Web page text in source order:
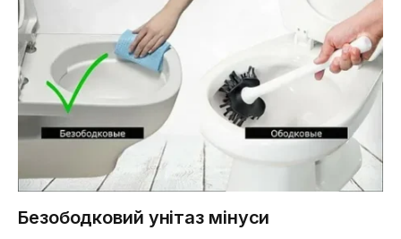
Безободковий унітаз мінуси